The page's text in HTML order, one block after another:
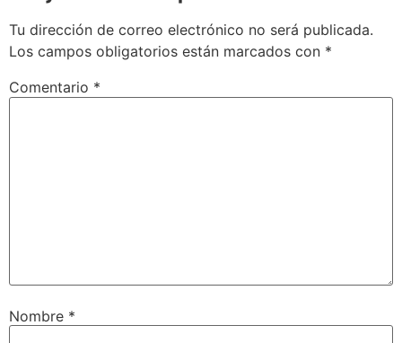
Tu dirección de correo electrónico no será publicada.
Los campos obligatorios están marcados con *
Comentario *
Nombre *